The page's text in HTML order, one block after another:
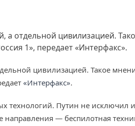
отдельной цивилизацией.
1», передает «Интерфакс».
цивилизацией. Такое
«Интерфакс».
технологий. Путин не исключил
направления — беспилотная